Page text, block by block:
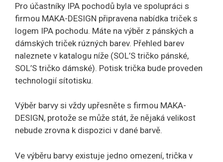
Pro účastníky IPA pochodů byla ve spolupráci s
firmou MAKA-DESIGN připravena nabídka triček s
logem IPA pochodu. Máte na výběr z pánských a
dámských triček rúzných barev. Přehled barev
naleznete v katalogu níže (SOL’S tričko pánské,
SOL’S tričko dámské). Potisk trička bude proveden
technologií sítotisku.
Výběr barvy si vždy upřesněte s firmou MAKA-
DESIGN, protože se může stát, že nějaká velikost
nebude zrovna k dispozici v dané barvě.
Ve výběru barvy existuje jedno omezení, trička v